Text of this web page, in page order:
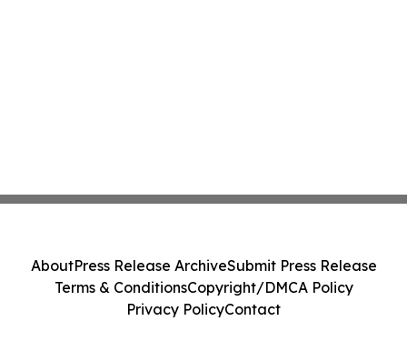
AboutPress Release ArchiveSubmit Press Release
Terms & ConditionsCopyright/DMCA Policy
Privacy PolicyContact